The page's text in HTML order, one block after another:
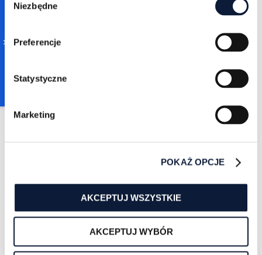
Selection
Niezbędne
Preferencje
Statystyczne
Marketing
POKAŻ OPCJE
AKCEPTUJ WSZYSTKIE
AKCEPTUJ WYBÓR
SALES NAVIGATOR DO
KLIENTÓW B2B
chwili w formule VOD - bezpłatnie.